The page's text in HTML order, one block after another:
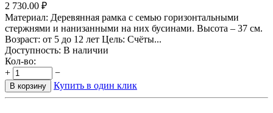
2 730.00 ₽
Материал: Деревянная рамка с семью горизонтальными
стержнями и нанизанными на них бусинами. Высота – 37 см.
Возраст: от 5 до 12 лет Цель: Счёты...
Доступность: В наличии
Кол-во:
+
−
В корзину Купить в один клик